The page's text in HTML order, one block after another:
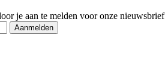
je aan te melden voor onze nieuwsbrief
Aanmelden